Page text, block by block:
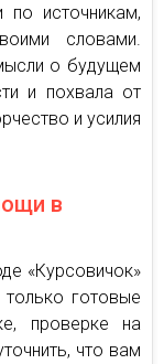
по источникам,
словами.
о будущем
и похвала от
и усилия
в
«Курсовичок»
готовые
проверке на
что вам